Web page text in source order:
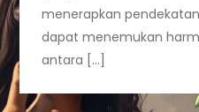
menerapkan
dapat menemukan
antara […]